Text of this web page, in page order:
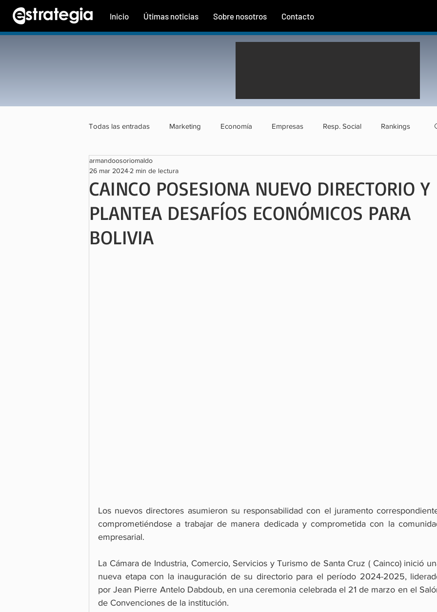
Inicio Útimas noticias Sobre nosotros Contacto
Todas las entradas Marketing Economía Empresas Resp. Social Rankings
Tecnología
CAINCO POSESIONA NUEVO DIRECTORIO Y
PLANTEA DESAFÍOS ECONÓMICOS PARA
BOLIVIA
armandoosoriomaldo
26 mar 2024 2 min de lectura
Los nuevos directores asumieron su responsabilidad con el juramento
comprometiéndose a trabajar de manera dedicada y comprometida con la
empresarial.
La Cámara de Industria, Comercio, Servicios y Turismo de Santa Cruz ( Cainco) inició
nueva etapa con la inauguración de su directorio para el período 2024-2025,
por Jean Pierre Antelo Dabdoub, en una ceremonia celebrada el 21 de marzo en el
de Convenciones de la institución.